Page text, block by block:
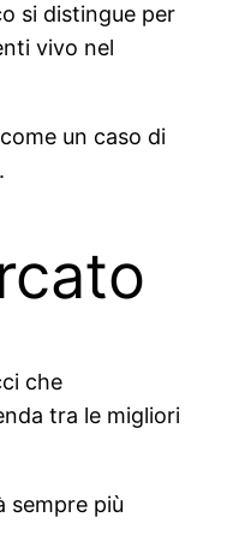
si distingue per
vivo nel
un caso di
che
tra le migliori
sempre più